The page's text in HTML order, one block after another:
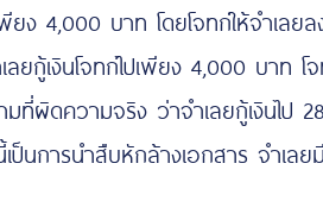
บาท โดยโจทก์ให้จำเลยล
เงินโจทก์ไปเพียง 4,000 บาท โจ
ที่ผิดความจริง ว่าจำเลยกู้เงินไ
การนำสืบหักล้างเอกสาร จำเลย